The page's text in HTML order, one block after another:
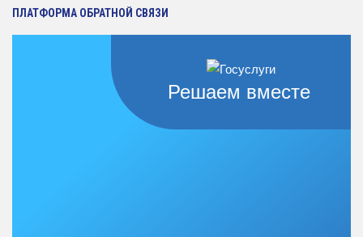
ПЛАТФОРМА ОБРАТНОЙ СВЯЗИ
Решаем вместе